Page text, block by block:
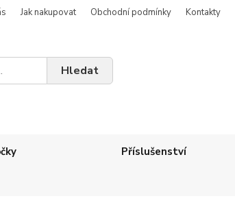
Jak nakupovat Obchodní podmínky Kontakty
Hledat
Příslušenství